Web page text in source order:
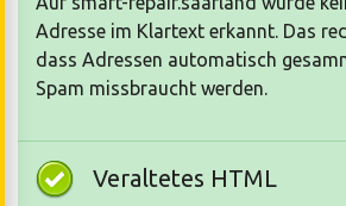
Adresse im Klartext erkannt. Das
dass Adressen automatisch
Spam missbraucht werden.
Veraltetes HTML